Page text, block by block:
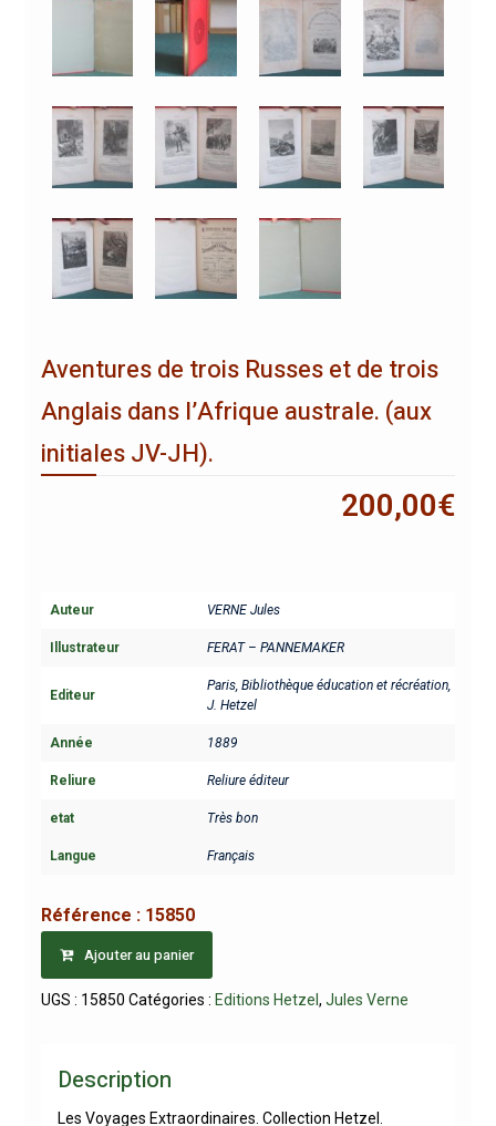
Aventures de trois Russes et de trois
Anglais dans l’Afrique australe. (aux
initiales JV-JH).
200,00€
Auteur VERNE Jules
Illustrateur FERAT – PANNEMAKER
Editeur
Paris, Bibliothèque éducation et récréation,
J. Hetzel
Année 1889
Reliure Reliure éditeur
etat Très bon
Langue Français
Référence : 15850
Ajouter au panier
UGS : 15850 Catégories : Editions Hetzel , Jules Verne
Description
Les Voyages Extraordinaires. Collection Hetzel.